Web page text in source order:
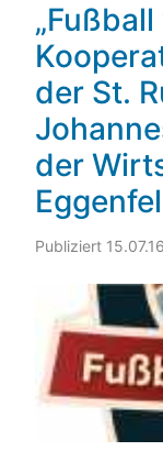
der St.
der
Publiziert 15.07.16